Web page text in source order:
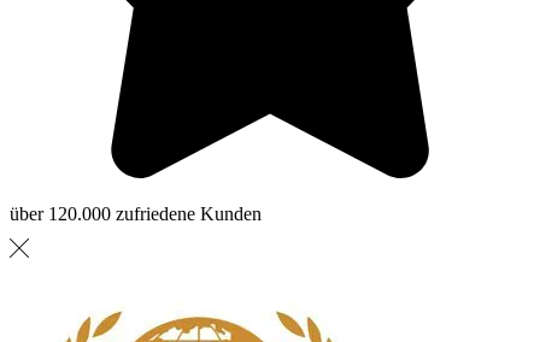
über 120.000 zufriedene Kunden